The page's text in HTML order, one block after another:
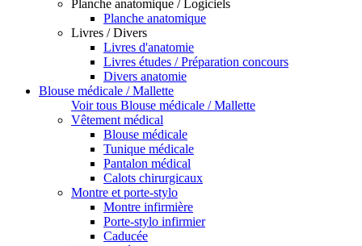
Planche anatomique / Logiciels
Planche anatomique
Livres / Divers
Livres d'anatomie
Livres études / Préparation concours
Divers anatomie
Blouse médicale / Mallette
Voir tous Blouse médicale / Mallette
Vêtement médical
Blouse médicale
Tunique médicale
Pantalon médical
Calots chirurgicaux
Montre et porte-stylo
Montre infirmière
Porte-stylo infirmier
Caducée